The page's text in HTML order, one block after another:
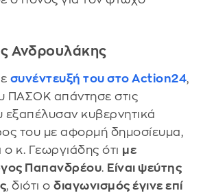
Ανδρουλάκης
συνέντευξή του στο Action24,
ΠΑΣΟΚ απάντησε στις
εξαπέλυσαν κυβερνητικά
του με αφορμή δημοσίευμα,
ο κ. Γεωργιάδης ότι με
Παπανδρέου. Είναι ψεύτης
, διότι ο διαγωνισμός έγινε επί